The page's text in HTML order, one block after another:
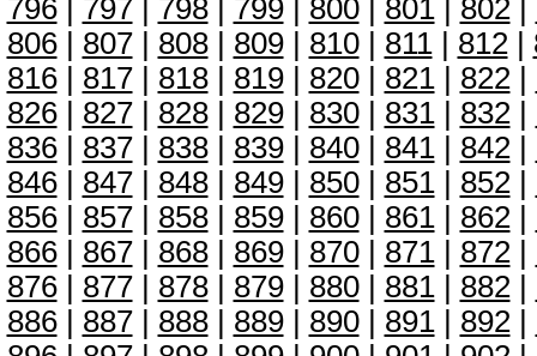
796| 797| 798| 799| 800| 801| 802|
806| 807| 808| 809| 810| 811| 812|
816| 817| 818| 819| 820| 821| 822|
826| 827| 828| 829| 830| 831| 832|
836| 837| 838| 839| 840| 841| 842|
846| 847| 848| 849| 850| 851| 852|
856| 857| 858| 859| 860| 861| 862|
866| 867| 868| 869| 870| 871| 872|
876| 877| 878| 879| 880| 881| 882|
886| 887| 888| 889| 890| 891| 892|